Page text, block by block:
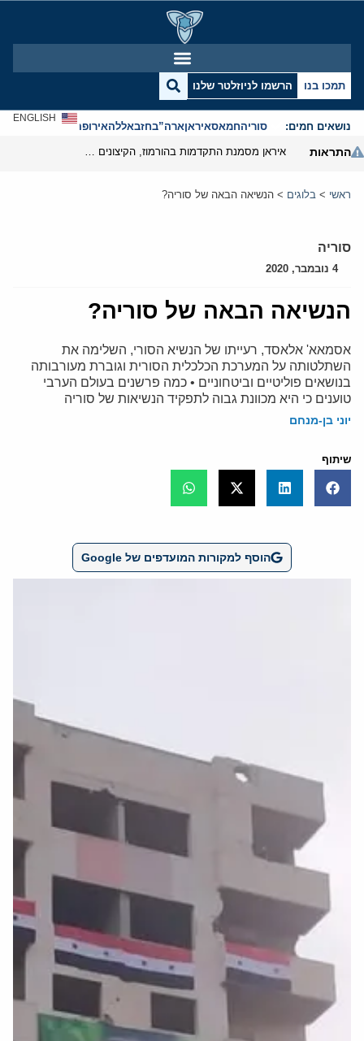
תמכו בנו הרשמו לניוזלטר שלנו
נושאים חמים: סוריהחמאסאיראןארה”בחזבאללהאירופהאנטישמיות
ENGLISH
התראות
ראשי > בלוגים > הנשיאה הבאה של סוריה?
סוריה
4 נובמבר, 2020
הנשיאה הבאה של סוריה?
אסמאא' אלאסד, רעייתו של הנשיא הסורי, השלימה את
השתלטותה על המערכת הכלכלית הסורית וגוברת מעורבותה
בנושאים פוליטיים וביטחוניים • כמה פרשנים בעולם הערבי
טוענים כי היא מכוונת גבוה לתפקיד הנשיאות של סוריה
יוני בן-מנחם
שיתוף
הוסף למקורות המועדפים של Google